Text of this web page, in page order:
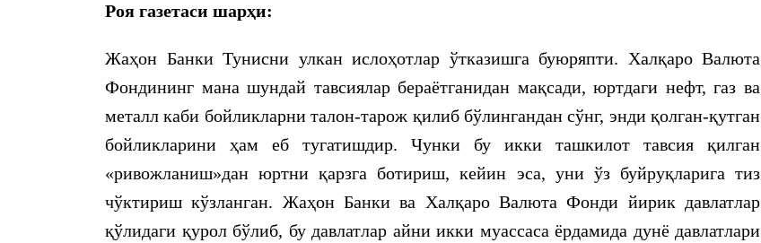
Роя газетаси шарҳи:
Жаҳон Банки Тунисни улкан ислоҳотлар ўтказишга буюряпти. Халқаро Валюта
Фондининг мана шундай тавсиялар бераётганидан мақсади, юртдаги нефт, газ ва
металл каби бойликларни талон-тарож қилиб бўлингандан сўнг, энди қолган-қутган
бойликларини ҳам еб тугатишдир. Чунки бу икки ташкилот тавсия қилган
«ривожланиш»дан юртни қарзга ботириш, кейин эса, уни ўз буйруқларига тиз
чўктириш кўзланган. Жаҳон Банки ва Халқаро Валюта Фонди йирик давлатлар
қўлидаги қурол бўлиб, бу давлатлар айни икки муассаса ёрдамида дунё давлатлари